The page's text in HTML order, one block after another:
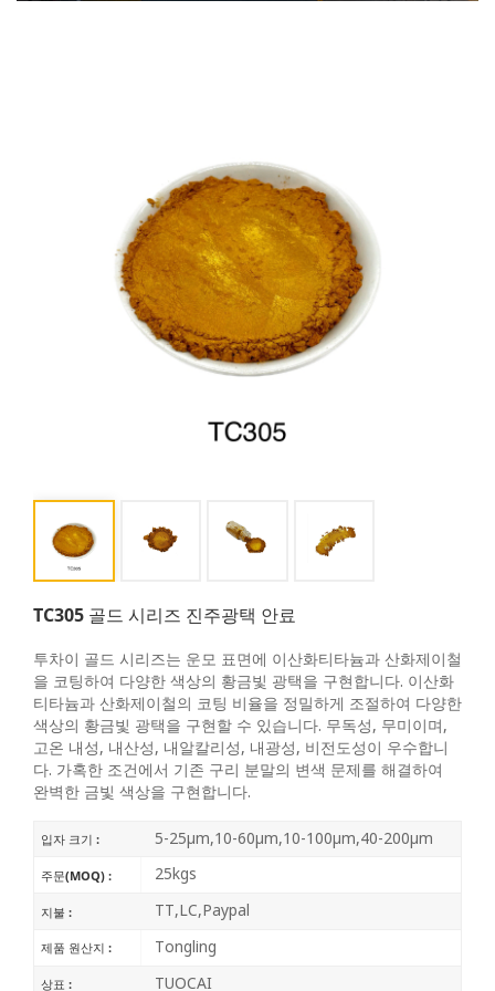
TC305 골드 시리즈 진주광택 안료
투차이 골드 시리즈는 운모 표면에 이산화티타늄과 산화제이철
을 코팅하여 다양한 색상의 황금빛 광택을 구현합니다. 이산화
티타늄과 산화제이철의 코팅 비율을 정밀하게 조절하여 다양한
색상의 황금빛 광택을 구현할 수 있습니다. 무독성, 무미이며,
고온 내성, 내산성, 내알칼리성, 내광성, 비전도성이 우수합니
다. 가혹한 조건에서 기존 구리 분말의 변색 문제를 해결하여
완벽한 금빛 색상을 구현합니다.
입자 크기 : 5-25μm,10-60μm,10-100μm,40-200μm
주문(MOQ) : 25kgs
지불 : TT,LC,Paypal
제품 원산지 : Tongling
상표 : TUOCAI